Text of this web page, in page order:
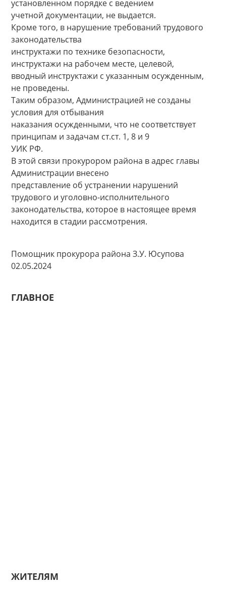
установленном порядке с ведением
учетной документации, не выдается.
Кроме того, в нарушение требований трудового
законодательства
инструктажи по технике безопасности,
инструктажи на рабочем месте, целевой,
вводный инструктажи с указанным осужденным,
не проведены.
Таким образом, Администрацией не созданы
условия для отбывания
наказания осужденными, что не соответствует
принципам и задачам ст.ст. 1, 8 и 9
УИК РФ.
В этой связи прокурором района в адрес главы
Администрации внесено
представление об устранении нарушений
трудового и уголовно-исполнительного
законодательства, которое в настоящее время
находится в стадии рассмотрения.
Помощник прокурора района З.У. Юсупова
02.05.2024
ГЛАВНОЕ
ЖИТЕЛЯМ